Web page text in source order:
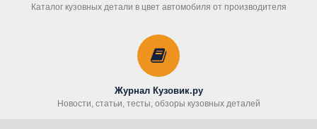
Каталог кузовных детали в цвет автомобиля от производителя
Журнал Кузовик.ру
Новости, статьи, тесты, обзоры кузовных деталей